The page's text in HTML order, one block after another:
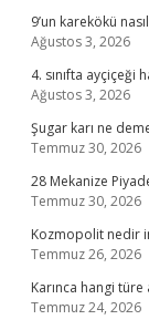
9’un karekökü
Ağustos 3, 2026
4. sınıfta ayçiçeği
Ağustos 3, 2026
Şugar karı ne
Temmuz 30, 2026
28 Mekanize
Temmuz 30, 2026
Kozmopolit nedir
Temmuz 26, 2026
Karınca hangi türe
Temmuz 24, 2026